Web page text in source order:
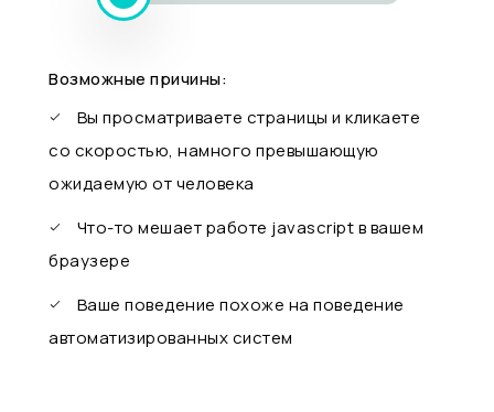
Возможные причины:
Вы просматриваете страницы и кликаете
со скоростью, намного превышающую
ожидаемую от человека
Что-то мешает работе javascript в вашем
браузере
Ваше поведение похоже на поведение
автоматизированных систем